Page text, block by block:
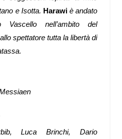
e Isotta. Harawiè andato
nell’ambito del
spettatore tutta la libertà di
Luca Brinchi, Dario